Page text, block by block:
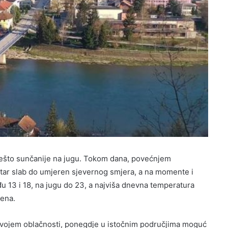
sunčanije na jugu. Tokom dana, povećnjem
slab do umjeren sjevernog smjera, a na momente i
13 i 18, na jugu do 23, a najviša dnevna temperatura
oblačnosti, ponegdje u istočnim područjima moguć